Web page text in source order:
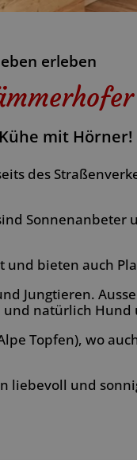
erleben
mit Hörner!
des
Sonnenanbeter
bieten auch
Jungtieren.
und natürlich Hund
Topfen), wo
liebevoll und